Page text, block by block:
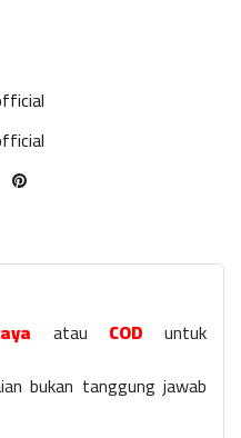
atau COD untuk
bukan tanggung jawab